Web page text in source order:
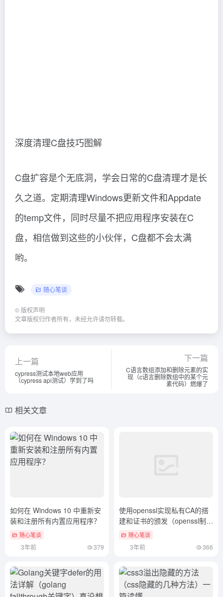
深度清理C盘技巧图解
C盘扩容是个无底洞，学会日常的C盘清理才是长
久之道。定期清理Windows更新文件和Appdate
的temp文件，同时尽量不把应用程序安装在C
盘，相信做到这些的小伙伴，C盘都不会太满
哟。
随心笔谈
© 版权声明
文章版权归作者所有，未经允许请勿转载。
上一篇
cypress测试本地web应用
（cypress api测试）学到了吗
下一篇
C语言数组添加和删除元素的实
现（c语言删除数组中的某个元
素代码）燃爆了
相关文章
如何在 Windows 10 中重新安
装和注册所有内置应用程序？
随心笔谈
3年前 379
使用openssl实现私有CA的搭
建和证书的颁发（openssl制作
ssl证书）学会了吗
随心笔谈
3年前 366